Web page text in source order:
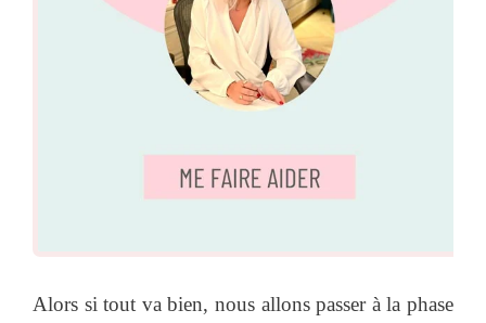
Alors si tout va bien, nous allons passer à la phase